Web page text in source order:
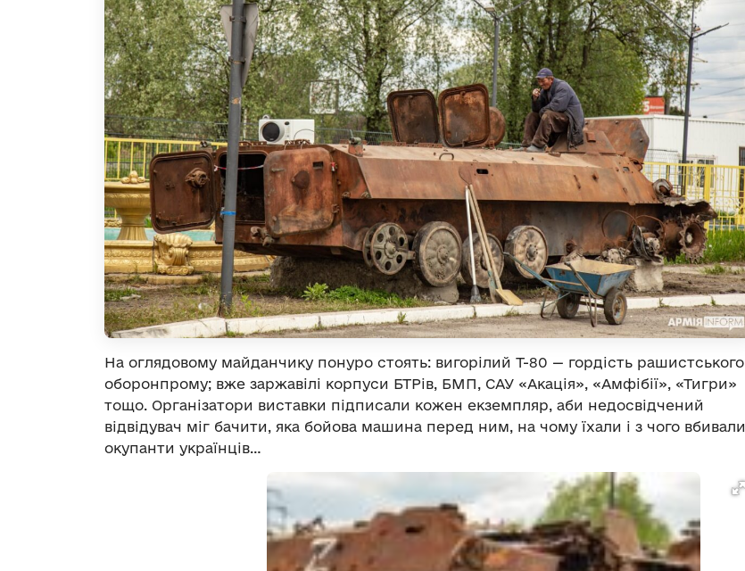
На оглядовому майданчику понуро стоять: вигорілий Т-80 — гордість рашистського
оборонпрому; вже заржавілі корпуси БТРів, БМП, САУ «Акація», «Амфібії», «Тигри»
тощо. Організатори виставки підписали кожен екземпляр, аби недосвідчений
відвідувач міг бачити, яка бойова машина перед ним, на чому їхали і з чого вбивали
окупанти українців…